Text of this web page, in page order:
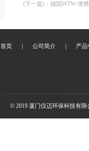
(下一篇) ： 德国WTW 便
首页 公司简介 产品
© 2019 厦门仪迈环保科技有限